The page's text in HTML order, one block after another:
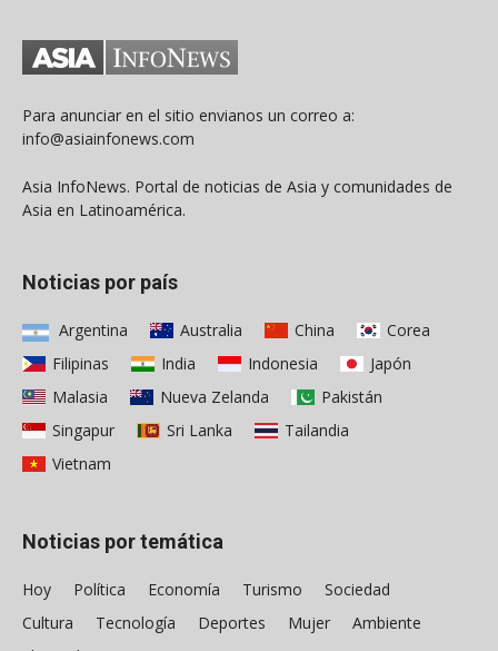
Para anunciar en el sitio envianos un correo a:
info@asiainfonews.com
Asia InfoNews. Portal de noticias de Asia y comunidades de
Asia en Latinoamérica.
Noticias por país
Argentina Australia China
Corea
Filipinas
India Indonesia
Japón
Malasia
Nueva Zelanda
Pakistán
Singapur
Sri Lanka
Tailandia
Vietnam
Noticias por temática
Hoy Política Economía Turismo
Sociedad
Cultura
Tecnología Deportes Mujer
Ambiente